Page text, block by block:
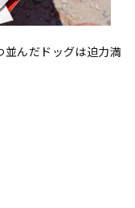
並んだドッグは迫力満